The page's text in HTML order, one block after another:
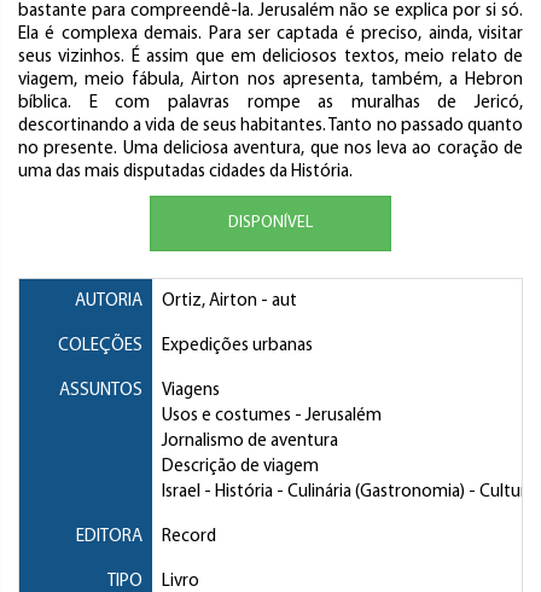
bastante para compreendê-la. Jerusalém não se explica por si só.
Ela é complexa demais. Para ser captada é preciso, ainda, visitar
seus vizinhos. É assim que em deliciosos textos, meio relato de
viagem, meio fábula, Airton nos apresenta, também, a Hebron
bíblica. E com palavras rompe as muralhas de Jericó,
descortinando a vida de seus habitantes. Tanto no passado quanto
no presente. Uma deliciosa aventura, que nos leva ao coração de
uma das mais disputadas cidades da História.
DISPONÍVEL
AUTORIA Ortiz, Airton - aut
COLEÇÕES Expedições urbanas
ASSUNTOS
Viagens
Usos e costumes - Jerusalém
Jornalismo de aventura
Descrição de viagem
Israel - História - Culinária (Gastronomia) - Cultura
EDITORA Record
TIPO Livro